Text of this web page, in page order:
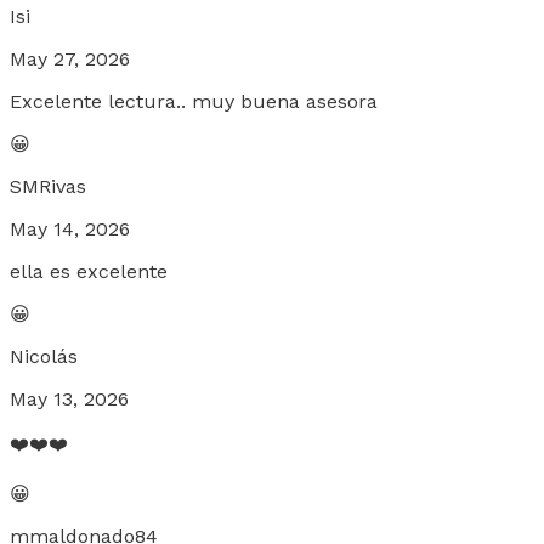
Isi
May 27, 2026
Excelente lectura.. muy buena asesora
😀
SMRivas
May 14, 2026
ella es excelente
😀
Nicolás
May 13, 2026
❤️❤️❤️
😀
mmaldonado84